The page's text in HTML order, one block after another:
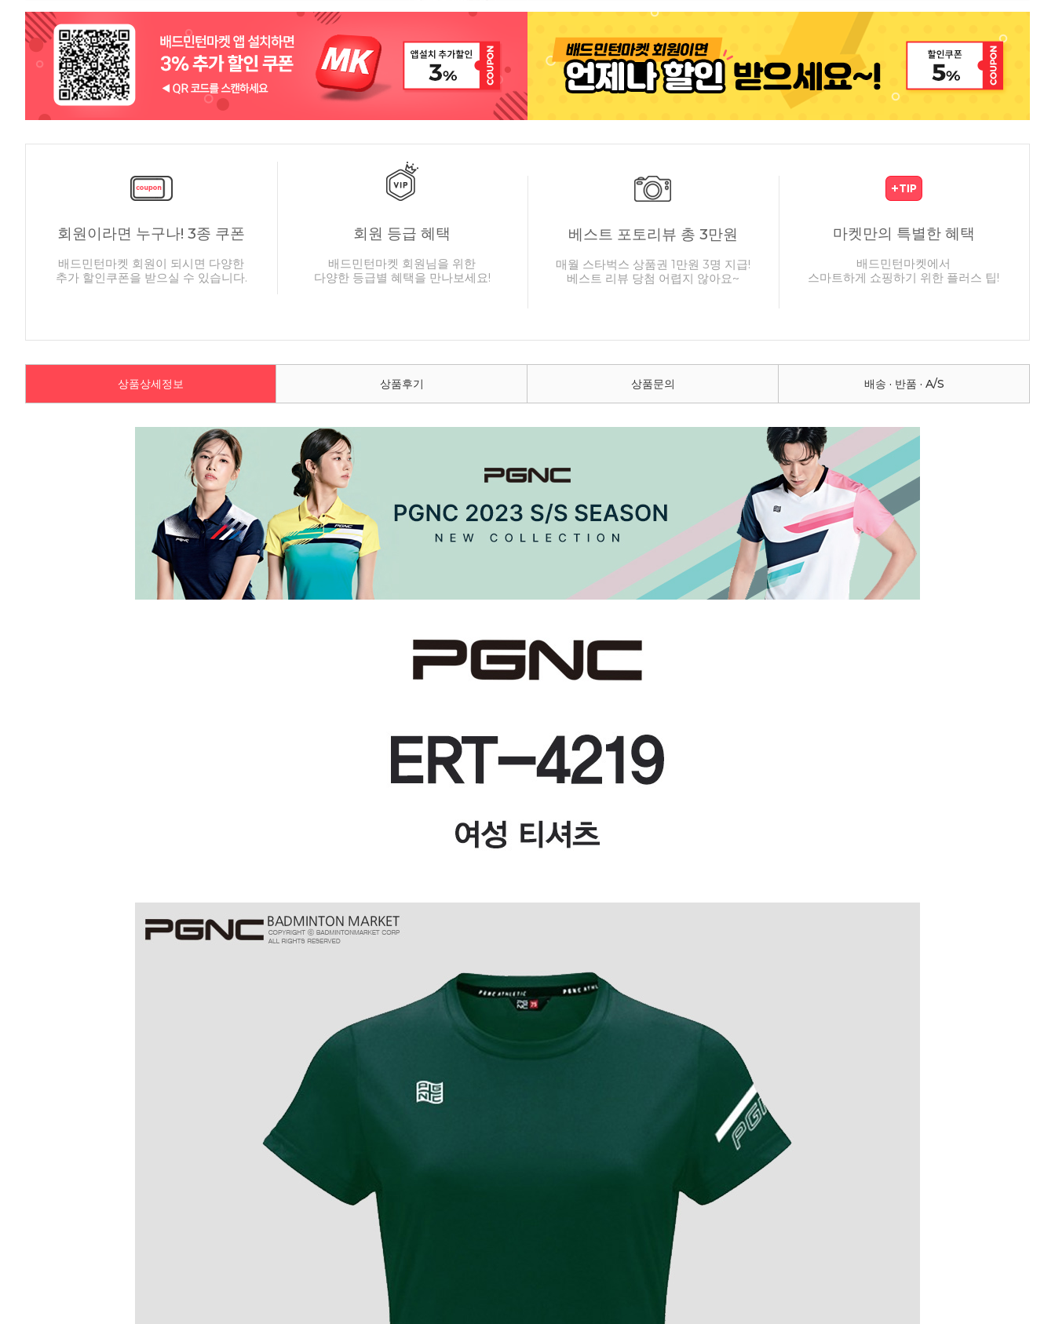
회원이라면 누구나! 3종 쿠폰
배드민턴마켓 회원이 되시면 다양한
추가 할인쿠폰을 받으실 수 있습니다.
회원 등급 혜택
배드민턴마켓 회원님을 위한
다양한 등급별 혜택을 만나보세요!
베스트 포토리뷰 총 3만원
매월 스타벅스 상품권 1만원 3명 지급!
베스트 리뷰 당첨 어렵지 않아요~
마켓만의 특별한 혜택
배드민턴마켓에서
스마트하게 쇼핑하기 위한 플러스 팁!
상품상세정보 상품후기 상품문의 배송 · 반품 · A/S